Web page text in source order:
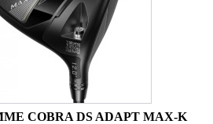
COBRA DS ADAPT MAX-K